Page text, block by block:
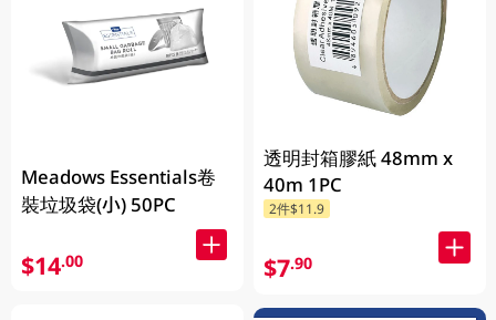
Meadows Essentials卷
裝垃圾袋(小) 50PC
$14.00
透明封箱膠紙 48mm x
40m 1PC
2件$11.9
$7.90